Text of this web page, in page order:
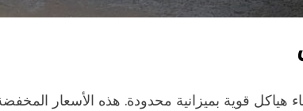
بناء هياكل قوية بميزانية محدودة. هذه